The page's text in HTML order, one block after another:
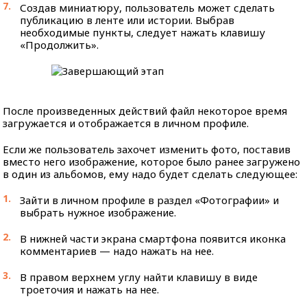
Создав миниатюру, пользователь может сделать
публикацию в ленте или истории. Выбрав
необходимые пункты, следует нажать клавишу
«Продолжить».
После произведенных действий файл некоторое время
загружается и отображается в личном профиле.
Если же пользователь захочет изменить фото, поставив
вместо него изображение, которое было ранее загружено
в один из альбомов, ему надо будет сделать следующее:
Зайти в личном профиле в раздел «Фотографии» и
выбрать нужное изображение.
В нижней части экрана смартфона появится иконка
комментариев — надо нажать на нее.
В правом верхнем углу найти клавишу в виде
троеточия и нажать на нее.